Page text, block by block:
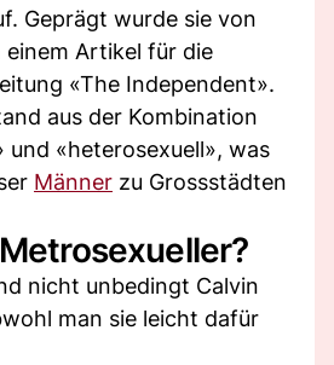
Geprägt wurde sie von
einem Artikel für die
«The Independent».
aus der Kombination
und «heterosexuell», was
Männer zu Grossstädten
nicht unbedingt Calvin
man sie leicht dafür